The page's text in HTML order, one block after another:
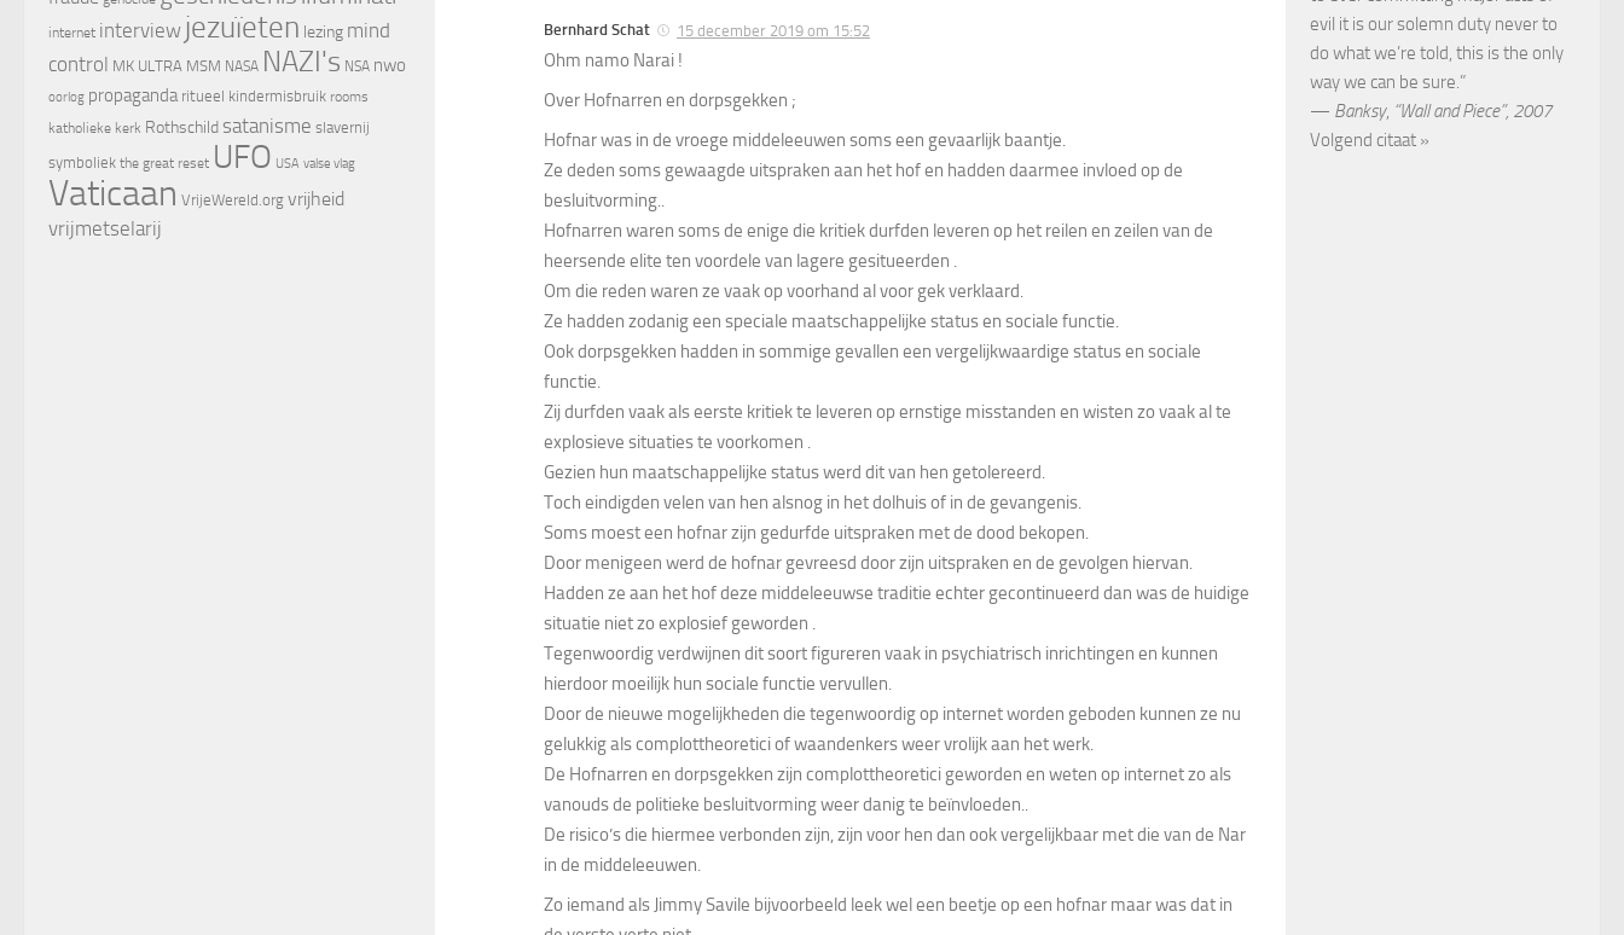
Bernhard Schat 15 december 2019 om 15:52
Ohm namo Narai !
Over Hofnarren en dorpsgekken ;
Hofnar was in de vroege middeleeuwen soms een gevaarlijk baantje.
Ze deden soms gewaagde uitspraken aan het hof en hadden daarmee invloed op de
besluitvorming..
Hofnarren waren soms de enige die kritiek durfden leveren op het reilen en zeilen van de
heersende elite ten voordele van lagere gesitueerden .
Om die reden waren ze vaak op voorhand al voor gek verklaard.
Ze hadden zodanig een speciale maatschappelijke status en sociale functie.
Ook dorpsgekken hadden in sommige gevallen een vergelijkwaardige status en sociale
functie.
Zij durfden vaak als eerste kritiek te leveren op ernstige misstanden en wisten zo vaak al te
explosieve situaties te voorkomen .
Gezien hun maatschappelijke status werd dit van hen getolereerd.
Toch eindigden velen van hen alsnog in het dolhuis of in de gevangenis.
Soms moest een hofnar zijn gedurfde uitspraken met de dood bekopen.
Door menigeen werd de hofnar gevreesd door zijn uitspraken en de gevolgen hiervan.
Hadden ze aan het hof deze middeleeuwse traditie echter gecontinueerd dan was de huidige
situatie niet zo explosief geworden .
Tegenwoordig verdwijnen dit soort figureren vaak in psychiatrisch inrichtingen en kunnen
hierdoor moeilijk hun sociale functie vervullen.
Door de nieuwe mogelijkheden die tegenwoordig op internet worden geboden kunnen ze nu
gelukkig als complottheoretici of waandenkers weer vrolijk aan het werk.
De Hofnarren en dorpsgekken zijn complottheoretici geworden en weten op internet zo als
vanouds de politieke besluitvorming weer danig te beïnvloeden..
De risico’s die hiermee verbonden zijn, zijn voor hen dan ook vergelijkbaar met die van de Nar
in de middeleeuwen.
Zo iemand als Jimmy Savile bijvoorbeeld leek wel een beetje op een hofnar maar was dat in
internet interview jezuïeten lezing mind
control MK ULTRA MSM NASA NAZI's NSA nwo
oorlog propaganda ritueel kindermisbruik rooms
katholieke kerk Rothschild satanisme slavernij
symboliek the great reset UFO USA valse vlag
Vaticaan VrijeWereld.org vrijheid
vrijmetselarij
evil it is our solemn duty never to
do what we’re told, this is the only
way we can be sure.”
— Banksy, “Wall and Piece”, 2007
Volgend citaat »